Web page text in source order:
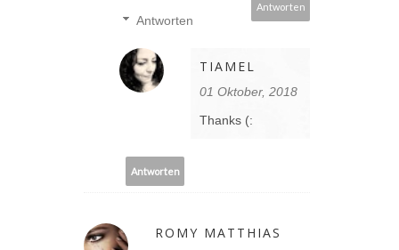
Antworten
Antworten
TIAMEL
01 Oktober, 2018
Thanks (:
Antworten
ROMY MATTHIAS